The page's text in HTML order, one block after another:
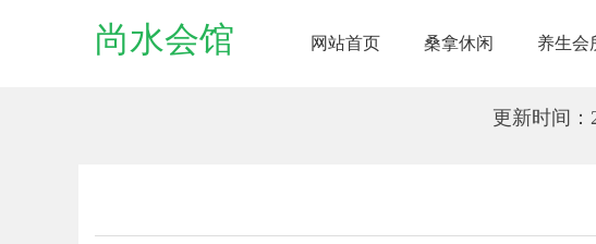
尚水会馆 网站首页 桑拿休闲 养生会
更新时间：